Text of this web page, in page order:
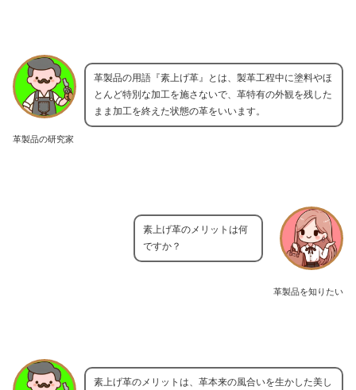
革製品の研究家
革製品の用語『素上げ革』とは、製革工程中に塗料やほ
とんど特別な加工を施さないで、革特有の外観を残した
まま加工を終えた状態の革をいいます。
革製品を知りたい
素上げ革のメリットは何
ですか？
素上げ革のメリットは、革本来の風合いを生かした美し